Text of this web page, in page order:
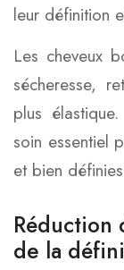
leur définition
Les cheveux
sécheresse,
plus
soin essentiel
et bien
Réduction
de la